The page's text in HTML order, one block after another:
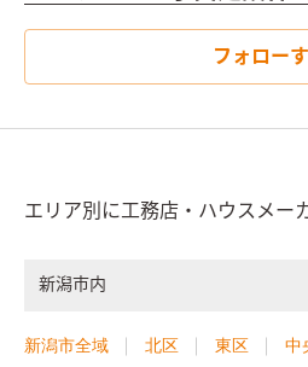
フォロー
エリア別に工務店・ハウスメー
新潟市内
新潟市全域 北区 東区 中